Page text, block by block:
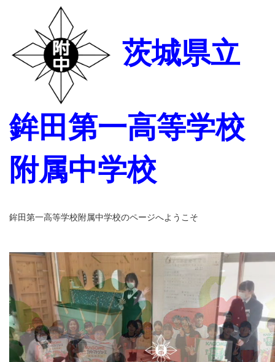
茨城県立
鉾田第一高等学校
附属中学校
鉾田第一高等学校附属中学校のページへようこそ